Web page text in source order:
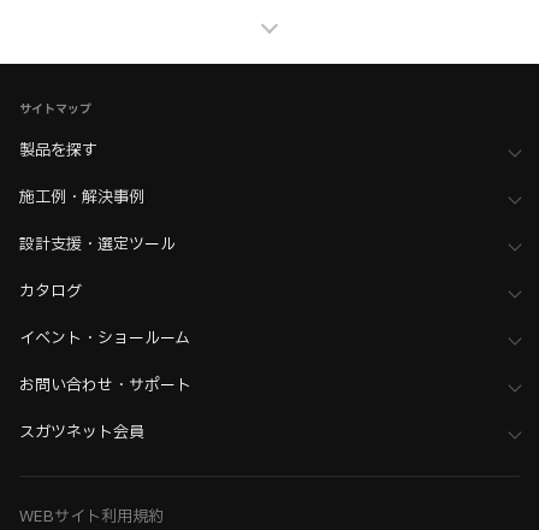
木工支援（木工加工機・設計ソフト用データ）について
>
Kiinnovator（キーイノベーター）向けデータ
サイトマップ
製品を探す
施工例・解決事例
設計支援・選定ツール
カタログ
イベント・ショールーム
お問い合わせ・サポート
スガツネット会員
WEBサイト利用規約